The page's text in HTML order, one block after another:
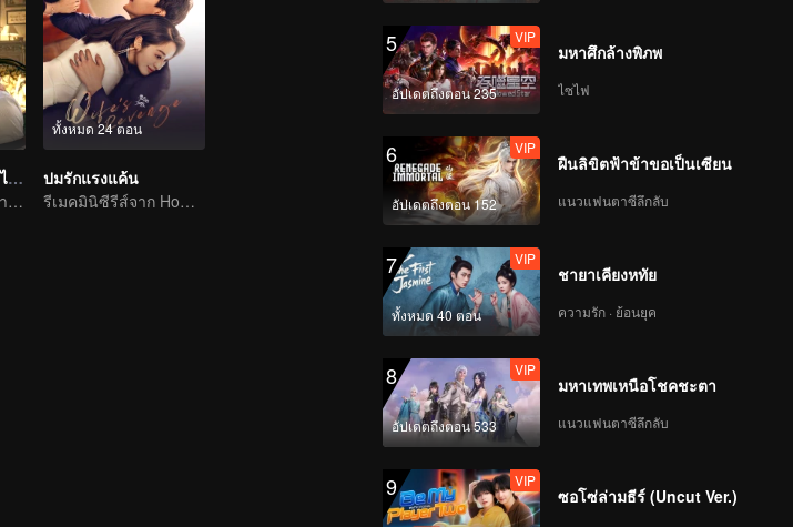
โซ่รักกลางใจ (พากย์ไทย)
พบกันในยุคสมัยวุ่นวาย รักต้องห้ามที่ถูกลิขิต
ทั้งหมด 24 ตอน
ปมรักแรงแค้น
รีเมคมินิซีรีส์จาก Home Temptation
5
อัปเดตถึงตอน 235
VIP
มหาศึกล้างพิภพ
ไซไฟ
6
อัปเดตถึงตอน 152
VIP
ฝืนลิขิตฟ้าข้าขอเป็นเซียน
แนวแฟนตาซีลึกลับ
7
ทั้งหมด 40 ตอน
VIP
ชายาเคียงหทัย
ความรัก · ย้อนยุค
8
อัปเดตถึงตอน 533
VIP
มหาเทพเหนือโชคชะตา
แนวแฟนตาซีลึกลับ
9 VIP
ซอโซ่ล่ามธีร์ (Uncut Ver.)